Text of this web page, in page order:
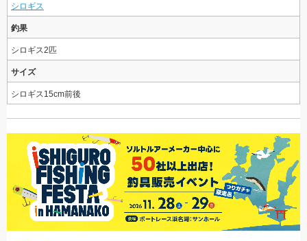
シロギス
釣果
シロギス2匹
サイズ
シロギス15cm前後